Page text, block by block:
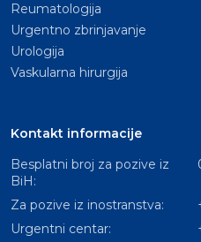
Reumatologija
Urgentno zbrinjavanje
Urologija
Vaskularna hirurgija
Kontakt informacije
Besplatni broj za pozive iz
BiH:
Za pozive iz inostranstva:
Urgentni centar: